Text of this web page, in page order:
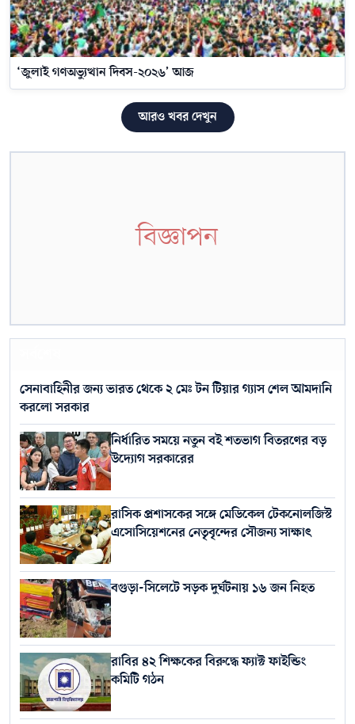
‘জুলাই গণঅভ্যুত্থান দিবস-২০২৬’ আজ
আরও খবর দেখুন
বিজ্ঞাপন
সেনাবাহিনীর জন্য ভারত থেকে ২ মেঃ টন টিয়ার গ্যাস শেল আমদানি
করলো সরকার
নির্ধারিত সময়ে নতুন বই শতভাগ বিতরণের বড়
উদ্যোগ সরকারের
রাসিক প্রশাসকের সঙ্গে মেডিকেল টেকনোলজিস্ট
এসোসিয়েশনের নেতৃবৃন্দের সৌজন্য সাক্ষাৎ
বগুড়া-সিলেটে সড়ক দুর্ঘটনায় ১৬ জন নিহত
রাবির ৪২ শিক্ষকের বিরুদ্ধে ফ্যাক্ট ফাইন্ডিং
কমিটি গঠন